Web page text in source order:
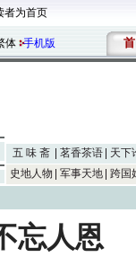
者为首页
体 手机版 首
五 味 斋 茗香茶语
天下
史地人物
军事天地 跨国
忘人恩